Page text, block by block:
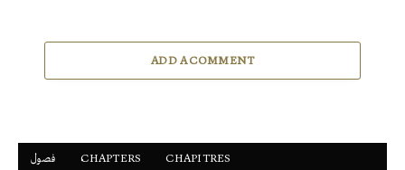
ADD A COMMENT
فصول ْCHAPTERS CHAPITRES